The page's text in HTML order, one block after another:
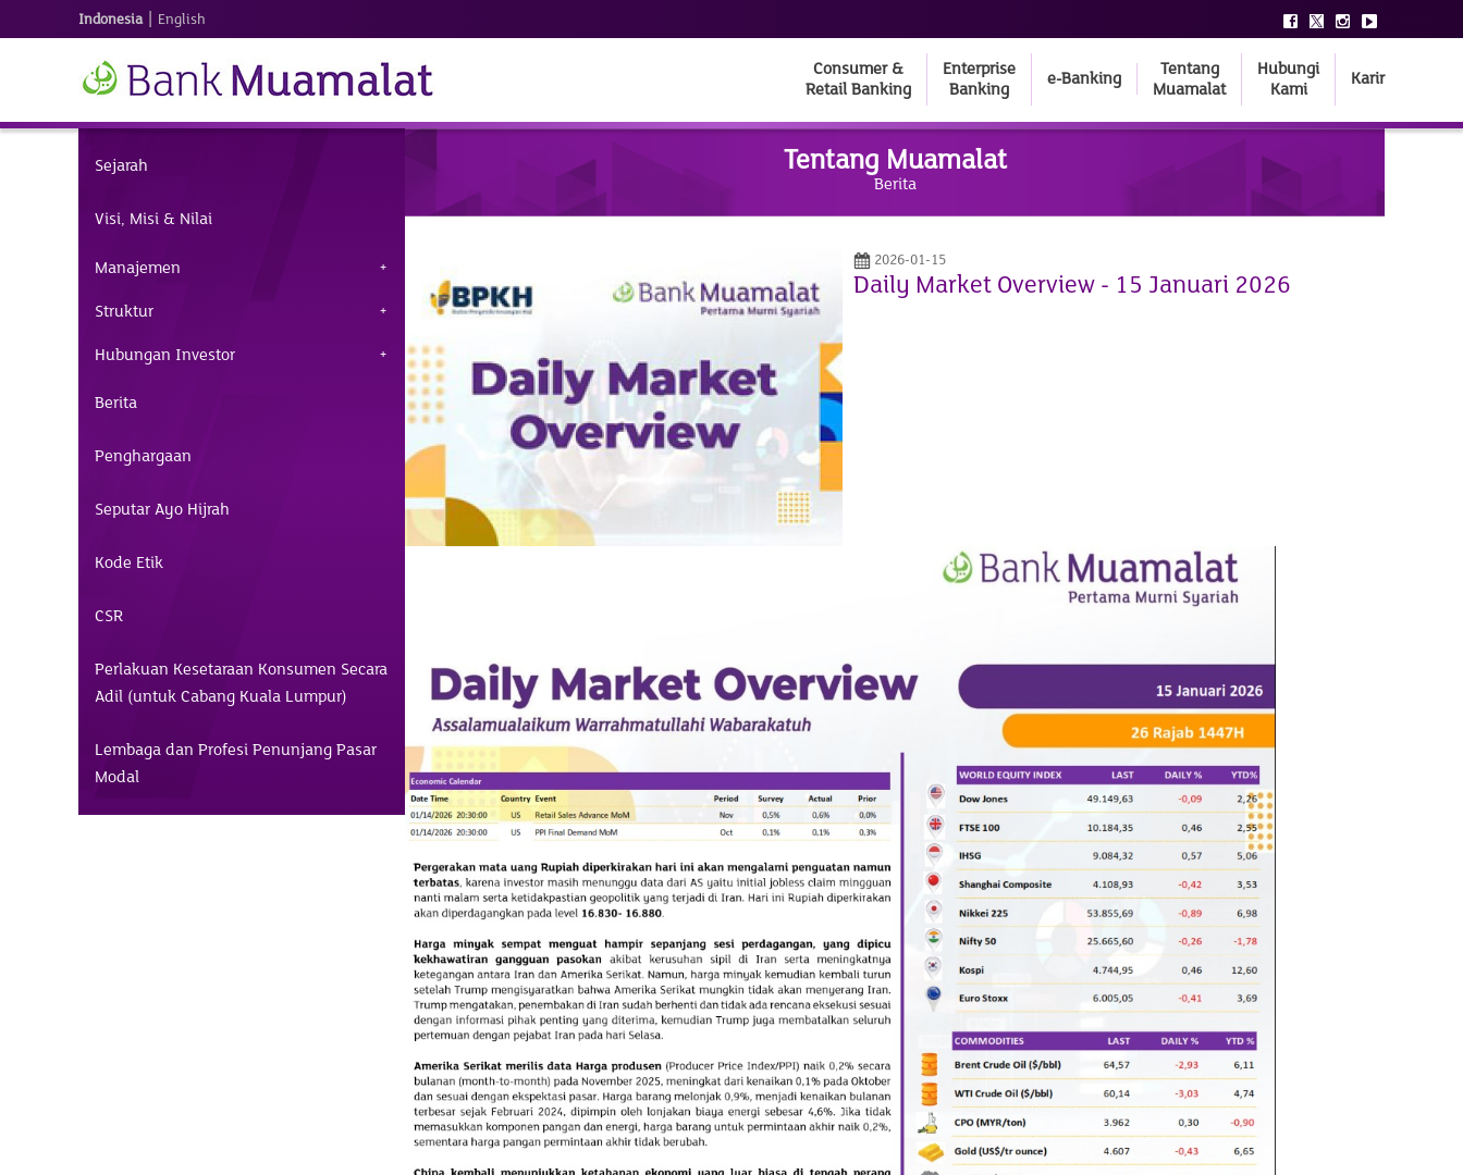
Indonesia | English
Consumer &
Retail Banking
Enterprise
Banking
e-Banking
Tentang
Muamalat
Hubungi
Kami
Karir
Sejarah
Visi, Misi & Nilai
Manajemen
Struktur
Hubungan Investor
Berita
Penghargaan
Seputar Ayo Hijrah
Kode Etik
CSR
Perlakuan Kesetaraan Konsumen Secara
Adil (untuk Cabang Kuala Lumpur)
Lembaga dan Profesi Penunjang Pasar
Modal
Tentang Muamalat
Berita
2026-01-15
Daily Market Overview - 15 Januari 2026